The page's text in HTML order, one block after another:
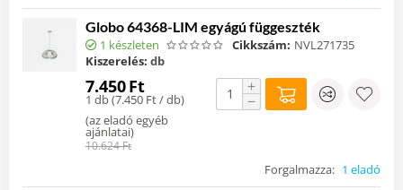
Globo 64368-LIM egyágú függeszték
1 készleten Cikkszám: NVL271735
Kiszerelés: db
7.450Ft
1 db (7.450 Ft/ db)
(az eladó egyéb
ajánlatai)
10.624Ft
+
−
Forgalmazza: 1 eladó